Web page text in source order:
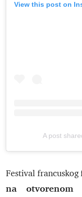
View this post on
A post
Festival francuskog
na